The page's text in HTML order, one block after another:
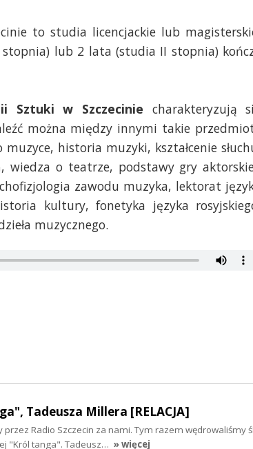
to studia licencjackie lub
lub 2 lata (studia II stopnia)
Sztuki w Szczecinie charakteryzują
można między innymi takie
historia muzyki, kształcenie
wiedza o teatrze, podstawy gry
zawodu muzyka, lektorat
kultury, fonetyka języka
muzycznego.
Tadeusza Millera [RELACJA]
Radio Szczecin za nami. Tym razem wędrowaliśmy
"Król tanga". Tadeusz… » więcej